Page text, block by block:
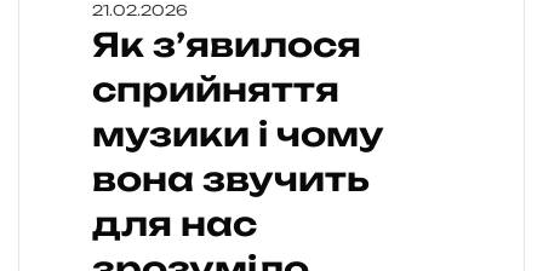
21.02.2026
Як з’явилося
сприйняття
музики і чому
вона звучить
для нас